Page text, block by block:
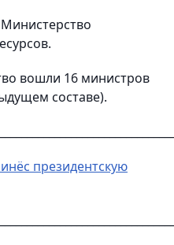
Министерство
вошли 16 министров
составе).
президентскую